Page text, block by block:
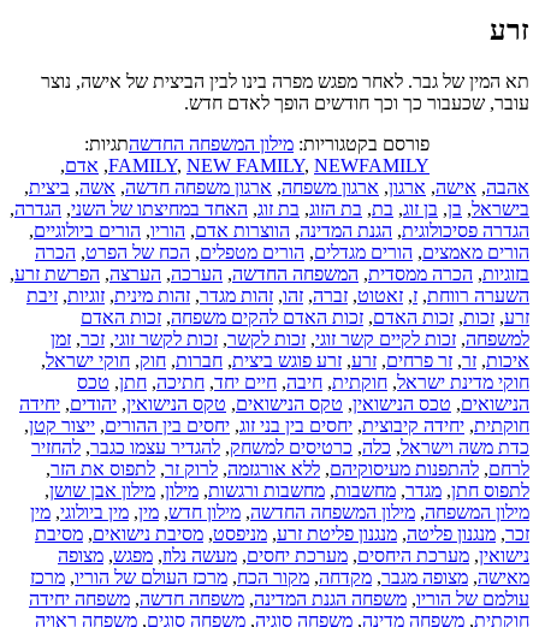
זרע
תא המין של גבר. לאחר מפגש מפרה בינו לבין הביצית של אישה, נוצר
עובר, שכעבור כך וכך חודשים הופך לאדם חדש.
פורסם בקטגוריות: מילון המשפחה החדשהתגיות:
FAMILY, NEW FAMILY, NEWFAMILY
, אדם,
אהבה, אישה, ארגון, ארגון משפחה, ארגון משפחה חדשה, אשה, ביצית,
בישראל, בן, בן זוג, בת, בת הזוג, בת זוג, האחד במחיצתו של השני, הגדרה,
הגדרה פסיכולוגית, הגנת המדינה, הווצרות אדם, הוריו, הורים ביולוגיים,
הורים מאמצים, הורים מגדלים, הורים מטפלים, הכח של הפרט, הכרה
בזוגיות, הכרה ממסדית, המשפחה החדשה, הערכה, הערצה, הפרשת זרע,
השערה רווחת, ז, זאטוט, זברה, זהו, זהות מגדר, זהות מינית, זוגיות, זיבת
זרע, זכות, זכות האדם, זכות האדם להקים משפחה, זכות האדם
למשפחה, זכות לקיים קשר זוגי, זכות לקשר, זכות לקשר זוגי, זכר, זמן
איכות, זר, זר פרחים, זרע, זרע פוגש ביצית, חברות, חוק, חוקי ישראל,
חוקי מדינת ישראל, חוקתית, חיבה, חיים יחד, חתיכה, חתן, טכס
הנישואים, טכס הנישואין, טקס הנישואים, טקס הנישואין, יהודים, יחידה
חוקתית, יחידה קיבוצית, יחסים בין בני זוג, יחסים בין ההורים, ייצור קטן,
כדת משה וישראל, כלה, כרטיסים למשחק, להגדיר עצמו כגבר, להחזיר
לרחם, להתפנות מעיסוקיהם, ללא אורגזמה, לרוק זר, לתפוס את הזר,
לתפוס חתן, מגדר, מחשבות, מחשבות ורגשות, מילון, מילון אבן שושן,
מילון המשפחה, מילון המשפחה החדשה, מילון חדש, מין, מין ביולוגי, מין
זכר, מנגנון פליטה, מנגנון פליטת זרע, מניפסט, מסיבת נישואים, מסיבת
נישואין, מערכת היחסים, מערכת יחסים, מעשה נלוז, מפגש, מצופה
מאישה, מצופה מגבר, מקדחה, מקור הכח, מרכז העולם של הוריו, מרכז
עולמם של הוריו, משפחה הגנת המדינה, משפחה חדשה, משפחה יחידה
חוקתית, משפחה מדינה, משפחה סוגיה, משפחה סוגים, משפחה ראויה